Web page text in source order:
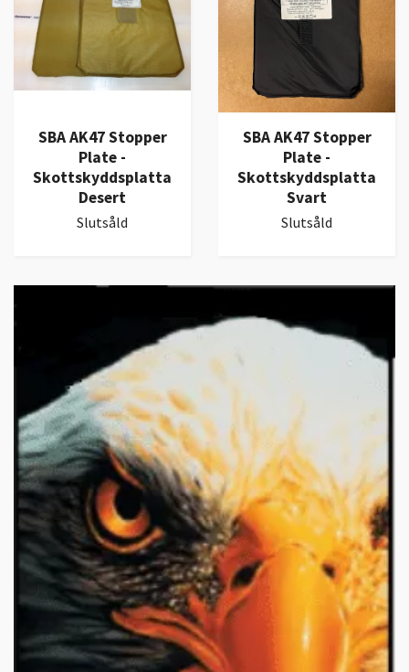
SBA AK47 Stopper
Plate -
Skottskyddsplatta
Desert
Slutsåld
SBA AK47 Stopper
Plate -
Skottskyddsplatta
Svart
Slutsåld